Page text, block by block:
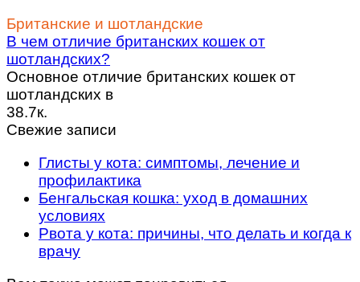
Британские и шотландские
В чем отличие британских кошек от
шотландских?
Основное отличие британских кошек от
шотландских в
38.7к.
Свежие записи
Глисты у кота: симптомы, лечение и
профилактика
Бенгальская кошка: уход в домашних
условиях
Рвота у кота: причины, что делать и когда к
врачу